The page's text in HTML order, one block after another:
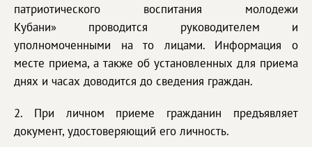
патриотического воспитания молодежи
Кубани» проводится руководителем и
уполномоченными на то лицами. Информация о
месте приема, а также об установленных для приема
днях и часах доводится до сведения граждан.
2. При личном приеме гражданин предъявляет
документ, удостоверяющий его личность.